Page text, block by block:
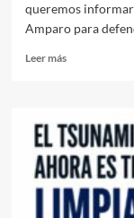
queremos
Amparo para
Leer másLeer